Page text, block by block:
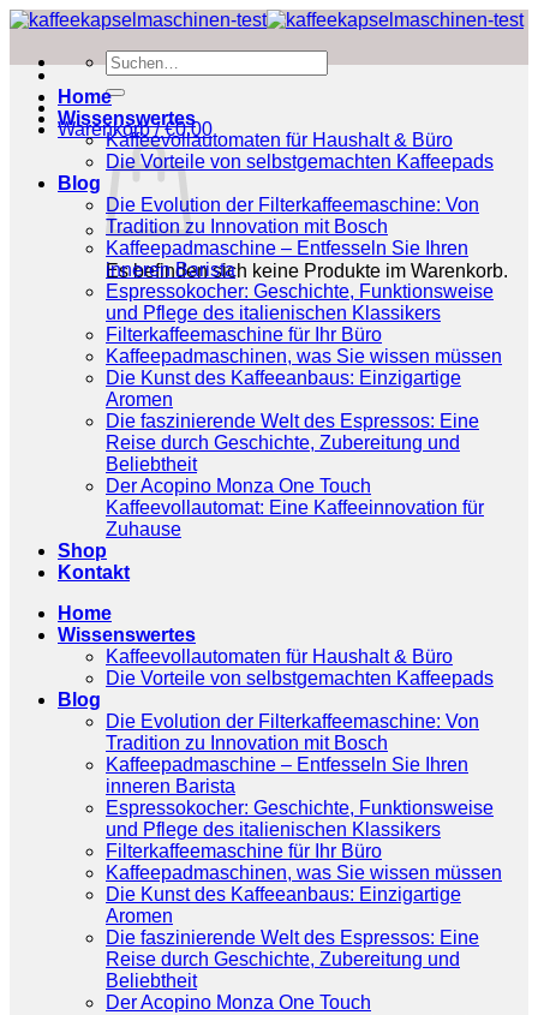
Zum
springen
Suchen
nach:
Warenkorb /€0.00
Es befinden sich keine Produkte im Warenkorb.
Home
Wissenswertes
Kaffeevollautomaten für Haushalt & Büro
Die Vorteile von selbstgemachten Kaffeepads
Blog
Die Evolution der Filterkaffeemaschine: Von
Tradition zu Innovation mit Bosch
Kaffeepadmaschine – Entfesseln Sie Ihren
inneren Barista
Espressokocher: Geschichte, Funktionsweise
und Pflege des italienischen Klassikers
Filterkaffeemaschine für Ihr Büro
Kaffeepadmaschinen, was Sie wissen müssen
Die Kunst des Kaffeeanbaus: Einzigartige
Aromen
Die faszinierende Welt des Espressos: Eine
Reise durch Geschichte, Zubereitung und
Beliebtheit
Der Acopino Monza One Touch
Kaffeevollautomat: Eine Kaffeeinnovation für
Zuhause
Shop
Kontakt
Home
Wissenswertes
Kaffeevollautomaten für Haushalt & Büro
Die Vorteile von selbstgemachten Kaffeepads
Blog
Die Evolution der Filterkaffeemaschine: Von
Tradition zu Innovation mit Bosch
Kaffeepadmaschine – Entfesseln Sie Ihren
inneren Barista
Espressokocher: Geschichte, Funktionsweise
und Pflege des italienischen Klassikers
Filterkaffeemaschine für Ihr Büro
Kaffeepadmaschinen, was Sie wissen müssen
Die Kunst des Kaffeeanbaus: Einzigartige
Aromen
Die faszinierende Welt des Espressos: Eine
Reise durch Geschichte, Zubereitung und
Beliebtheit
Der Acopino Monza One Touch